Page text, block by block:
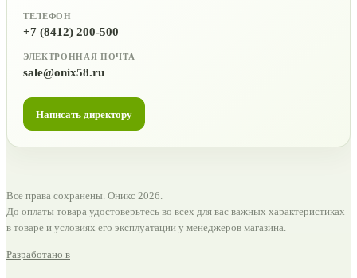
ТЕЛЕФОН
+7 (8412) 200-500
ЭЛЕКТРОННАЯ ПОЧТА
sale@onix58.ru
Написать директору
Все права сохранены. Оникс 2026.
До оплаты товара удостоверьтесь во всех для вас важных характеристиках
в товаре и условиях его эксплуатации у менеджеров магазина.
Разработано в